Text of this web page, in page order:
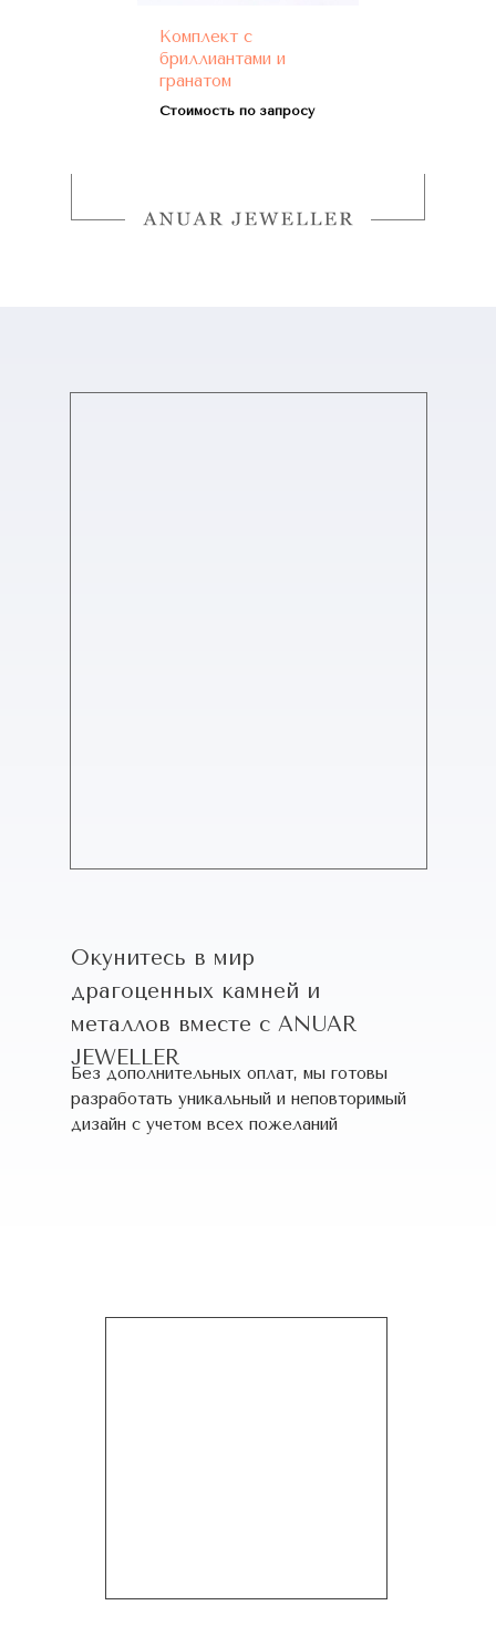
Комплект с
бриллиантами и
гранатом
Стоимость по запросу
Окунитесь в мир
драгоценных камней и
металлов вместе с ANUAR
JEWELLER
Без дополнительных оплат, мы готовы
разработать уникальный и неповторимый
дизайн c учетом всех пожеланий